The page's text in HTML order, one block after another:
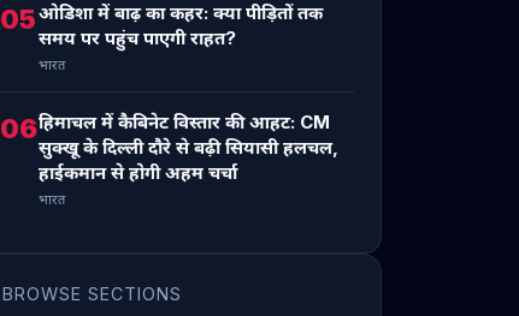
05ओडिशा में बाढ़ का कहर: क्या पीड़ितों तक
समय पर पहुंच पाएगी राहत?
भारत
06हिमाचल में कैबिनेट विस्तार की आहट: CM
सुक्खू के दिल्ली दौरे से बढ़ी सियासी हलचल,
हाईकमान से होगी अहम चर्चा
भारत
BROWSE SECTIONS